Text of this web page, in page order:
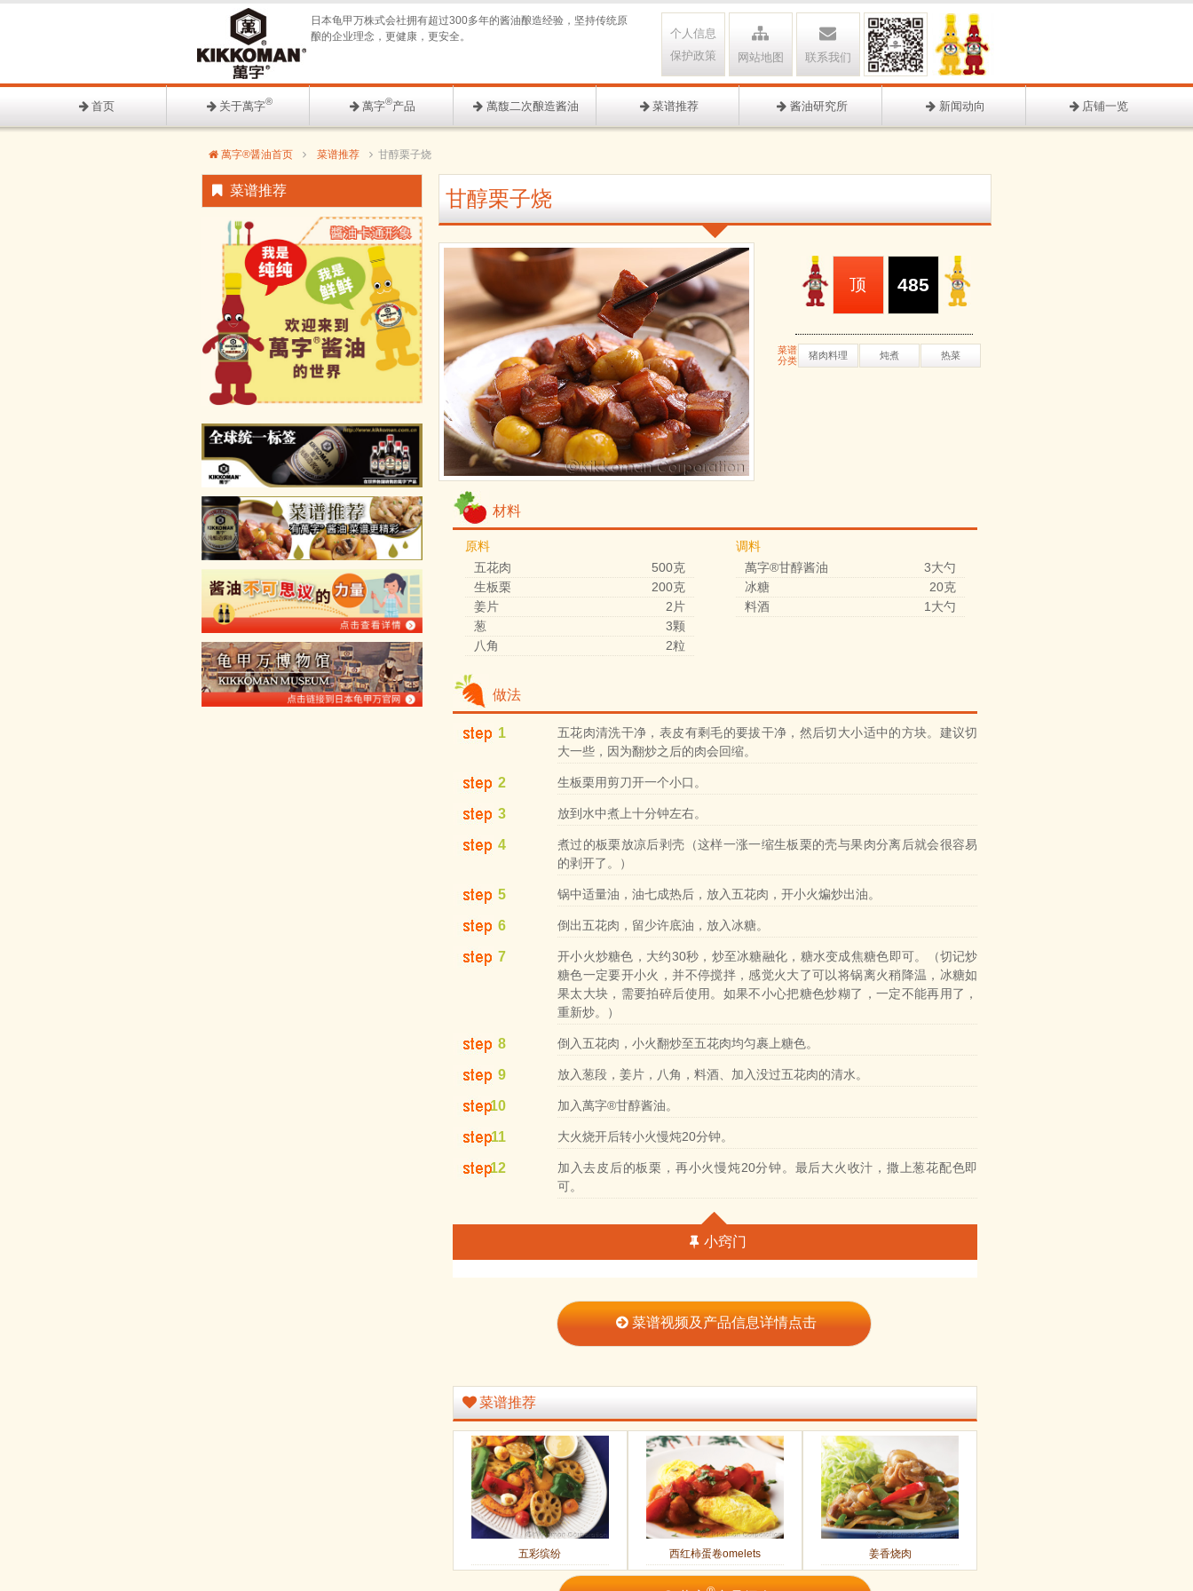
联系我们
网站地图
个人信息
保护政策
日本龟甲万株式会社拥有超过300多年的酱油酿造经验，坚持传统原
酿的企业理念，更健康，更安全。
首页 关于萬字® 萬字®产品 萬馥二次酿造酱油 菜谱推荐 酱油研究所 新闻动向 店铺一览
萬字®醤油首页 菜谱推荐 甘醇栗子烧
甘醇栗子烧
485
顶
菜谱
分类
猪肉料理 炖煮 热菜
材料
原料
五花肉
500克
生板栗
200克
姜片
2片
葱
3颗
八角
2粒
调料
萬字®甘醇酱油
3大勺
冰糖
20克
料酒
1大勺
做法
1
五花肉清洗干净，表皮有剩毛的要拔干净，然后切大小适中的方块。建议切
大一些，因为翻炒之后的肉会回缩。
2 生板栗用剪刀开一个小口。
3 放到水中煮上十分钟左右。
4
煮过的板栗放凉后剥壳（这样一涨一缩生板栗的壳与果肉分离后就会很容易
的剥开了。）
5 锅中适量油，油七成热后，放入五花肉，开小火煸炒出油。
6 倒出五花肉，留少许底油，放入冰糖。
7
开小火炒糖色，大约30秒，炒至冰糖融化，糖水变成焦糖色即可。（切记炒
糖色一定要开小火，并不停搅拌，感觉火大了可以将锅离火稍降温，冰糖如
果太大块，需要拍碎后使用。如果不小心把糖色炒糊了，一定不能再用了，
重新炒。）
8 倒入五花肉，小火翻炒至五花肉均匀裹上糖色。
9 放入葱段，姜片，八角，料酒、加入没过五花肉的清水。
10 加入萬字®甘醇酱油。
11 大火烧开后转小火慢炖20分钟。
12
加入去皮后的板栗，再小火慢炖20分钟。最后大火收汁，撒上葱花配色即
可。
小窍门
菜谱视频及产品信息详情点击
菜谱推荐
五彩缤纷 西红柿蛋卷omelets 姜香烧肉
菜谱推荐